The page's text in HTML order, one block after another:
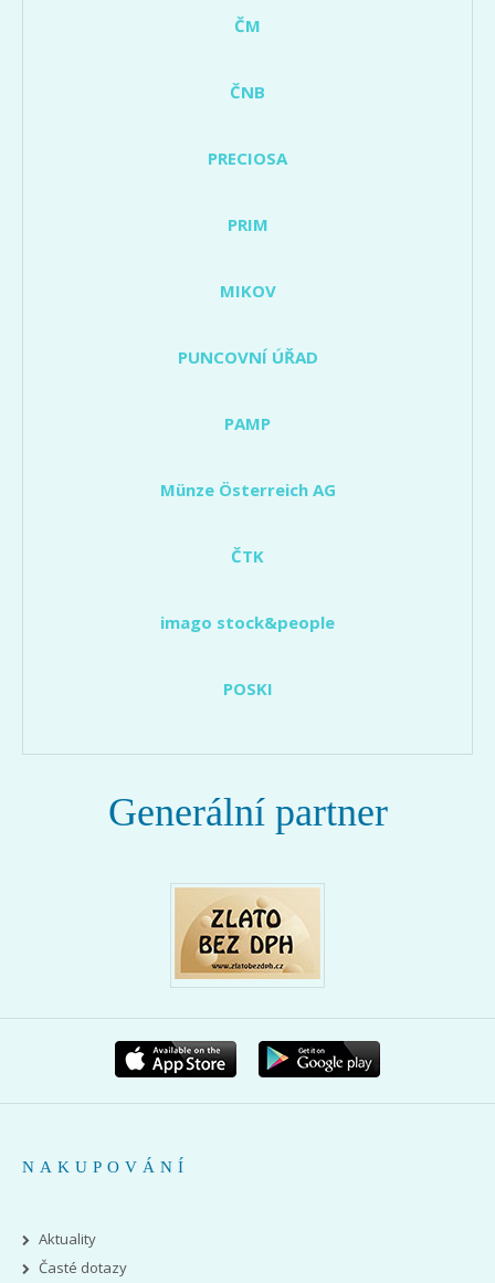
ČM
ČNB
PRECIOSA
PRIM
MIKOV
PUNCOVNÍ ÚŘAD
PAMP
Münze Österreich AG
ČTK
imago stock&people
POSKI
Generální partner
NAKUPOVÁNÍ
Aktuality
Časté dotazy